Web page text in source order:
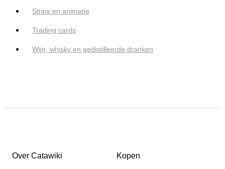
Strips en animatie
Trading cards
Wijn, whisky en gedistilleerde dranken
Over Catawiki Kopen